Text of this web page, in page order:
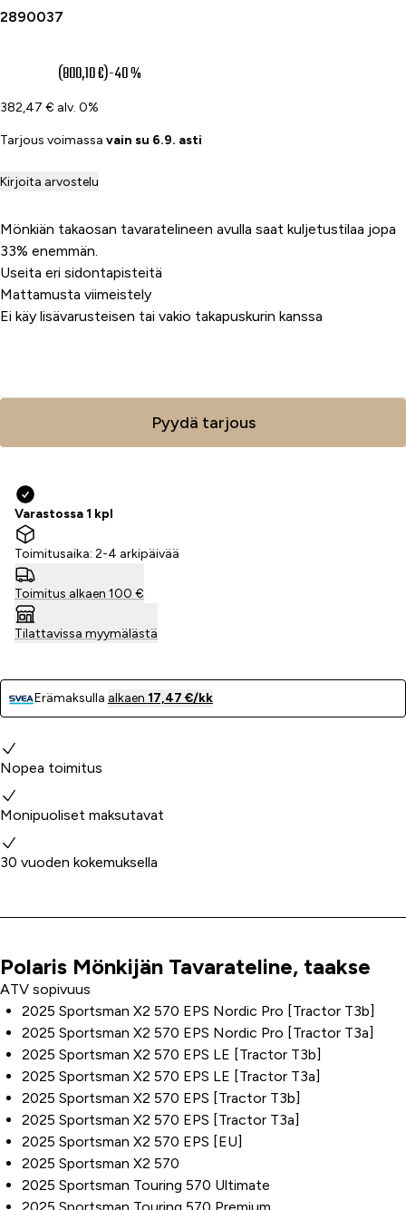
2890037
(800,10 €)-40 %
382,47 € alv. 0%
Tarjous voimassa vain su 6.9. asti
Kirjoita arvostelu
Mönkiän takaosan tavaratelineen avulla saat kuljetustilaa jopa
33% enemmän.
Useita eri sidontapisteitä
Mattamusta viimeistely
Ei käy lisävarusteisen tai vakio takapuskurin kanssa
Pyydä tarjous
Varastossa 1 kpl
Toimitusaika: 2-4 arkipäivää
Toimitus alkaen 100 €
Tilattavissa myymälästä
Erämaksulla alkaen 17,47 €/kk
Miksi valita meidät?
Nopea toimitus
Monipuoliset maksutavat
30 vuoden kokemuksella
Tuoteinfo
Polaris Mönkijän Tavarateline, taakse
ATV sopivuus
2025 Sportsman X2 570 EPS Nordic Pro [Tractor T3b]
2025 Sportsman X2 570 EPS Nordic Pro [Tractor T3a]
2025 Sportsman X2 570 EPS LE [Tractor T3b]
2025 Sportsman X2 570 EPS LE [Tractor T3a]
2025 Sportsman X2 570 EPS [Tractor T3b]
2025 Sportsman X2 570 EPS [Tractor T3a]
2025 Sportsman X2 570 EPS [EU]
2025 Sportsman X2 570
2025 Sportsman Touring 570 Ultimate